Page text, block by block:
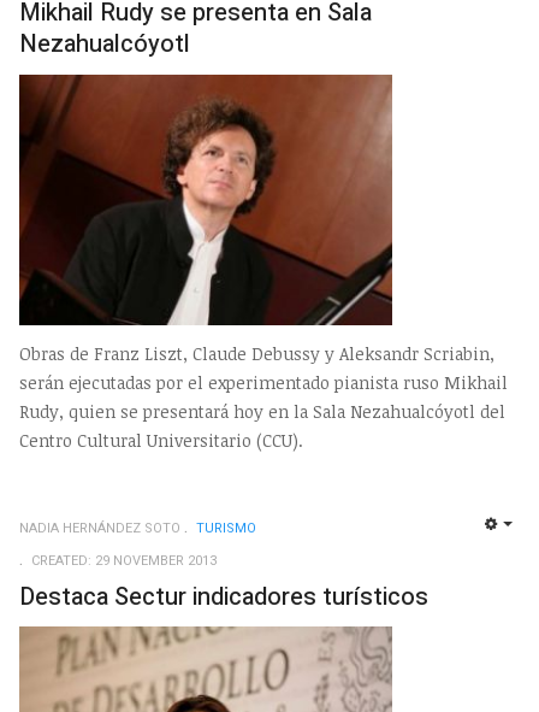
Mikhail Rudy se presenta en Sala
Nezahualcóyotl
Obras de Franz Liszt, Claude Debussy y Aleksandr Scriabin,
serán ejecutadas por el experimentado pianista ruso Mikhail
Rudy, quien se presentará hoy en la Sala Nezahualcóyotl del
Centro Cultural Universitario (CCU).
NADIA HERNÁNDEZ SOTO
TURISMO
CREATED: 29 NOVEMBER 2013
Destaca Sectur indicadores turísticos